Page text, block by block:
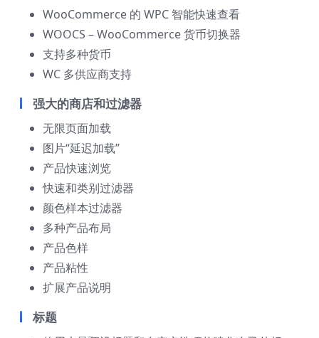
WooCommerce 的 WPC 智能快速查看
WOOCS – WooCommerce 货币切换器
支持多种货币
WC 多供应商支持
强大的商店和过滤器
无限页面加载
图片“延迟加载”
产品快速浏览
快速和类别过滤器
颜色样本过滤器
多种产品布局
产品色样
产品粘性
扩展产品说明
标题